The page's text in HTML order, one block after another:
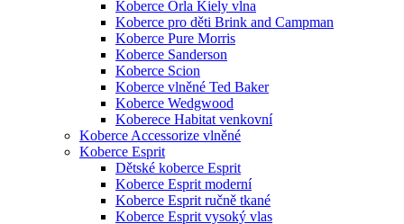
Koberce Orla Kiely vlna
Koberce pro děti Brink and Campman
Koberce Pure Morris
Koberce Sanderson
Koberce Scion
Koberce vlněné Ted Baker
Koberce Wedgwood
Koberece Habitat venkovní
Koberce Accessorize vlněné
Koberce Esprit
Dětské koberce Esprit
Koberce Esprit moderní
Koberce Esprit ručně tkané
Koberce Esprit vysoký vlas